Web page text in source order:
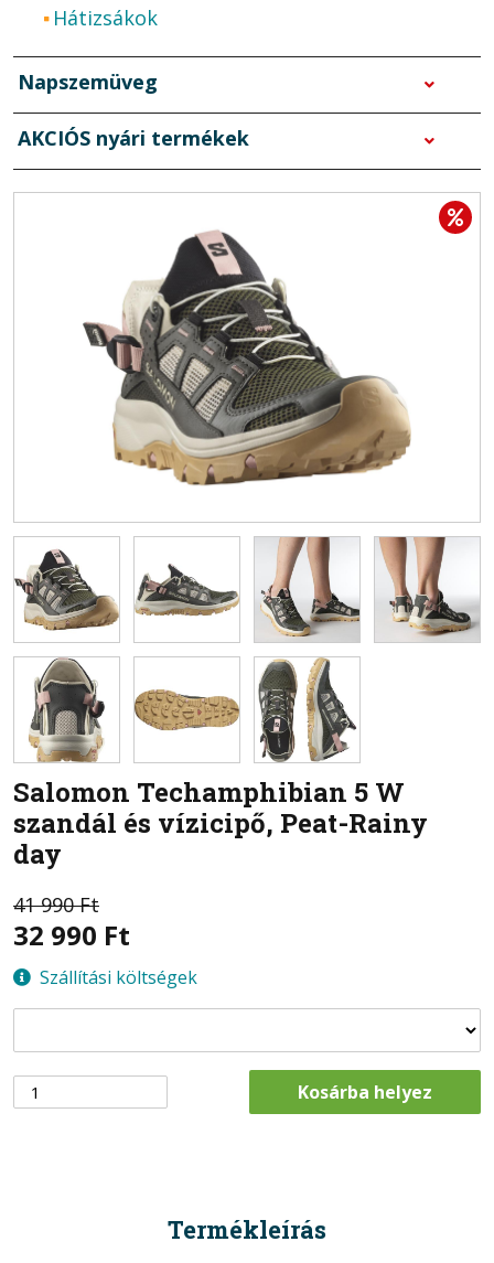
Hátizsákok
Napszemüveg
AKCIÓS nyári termékek
Salomon Techamphibian 5 W
szandál és vízicipő, Peat-Rainy
day
41 990 Ft
32 990 Ft
Szállítási költségek
Kosárba helyez
Termékleírás